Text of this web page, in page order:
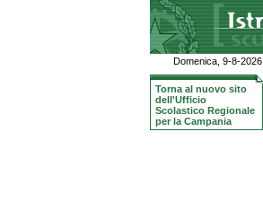
Domenica, 9-8-2026
Torna al nuovo sito
dell'Ufficio
Scolastico Regionale
per la Campania